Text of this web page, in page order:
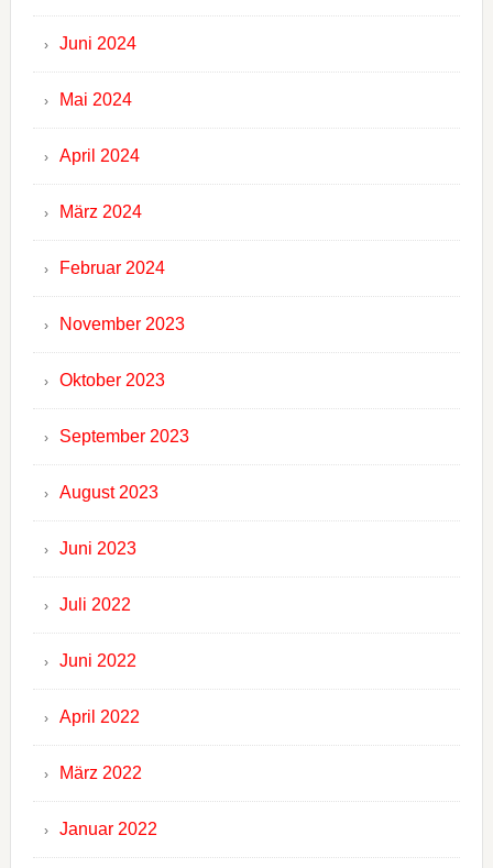
Juni 2024
Mai 2024
April 2024
März 2024
Februar 2024
November 2023
Oktober 2023
September 2023
August 2023
Juni 2023
Juli 2022
Juni 2022
April 2022
März 2022
Januar 2022